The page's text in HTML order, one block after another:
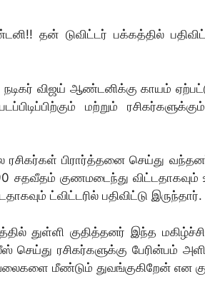
தன் டுவிட்டர் பக்கத்தில்
விஜய் ஆண்டனிக்கு காயம்
மற்றும்
பிரார்த்தனை செய்து
சதவீதம் குணமடைந்து
ட்விட்டரில் பதிவிட்டு இருந்தார்.
துள்ளி குதித்தனர் இந்த
செய்து ரசிகர்களுக்கு பேரின்பம்
மீண்டும் துவங்குகிறேன் என